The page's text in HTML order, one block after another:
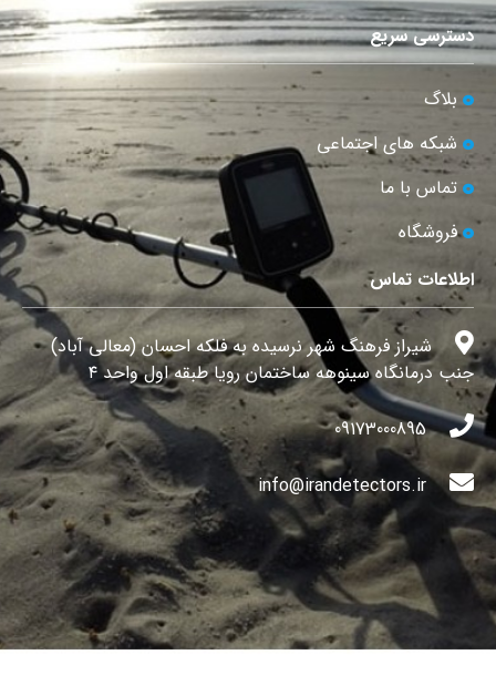
دسترسی سریع
بلاگ
شبکه های اجتماعی
تماس با ما
فروشگاه
اطلاعات تماس
شیراز فرهنگ شهر نرسیده به فلکه احسان (معالی آباد)
جنب درمانگاه سینوهه ساختمان رویا طبقه اول واحد ۴
09173000895
info@irandetectors.ir